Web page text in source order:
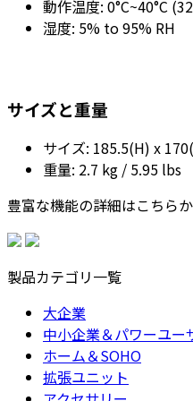
動作温度: 0°C~40°C
湿度: 5% to 95% RH
サイズと重量
サイズ: 185.5(H) x
重量: 2.7 kg / 5.95 lbs
豊富な機能の詳細はこちら
製品カテゴリ一覧
大企業
中小企業＆パワーユー
ホーム＆SOHO
拡張ユニット